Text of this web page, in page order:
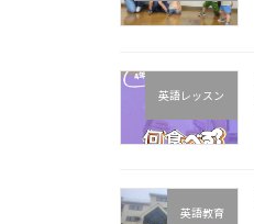
英語レッスン
英語教育